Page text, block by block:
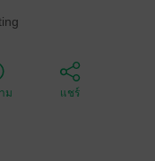
ม แชร์